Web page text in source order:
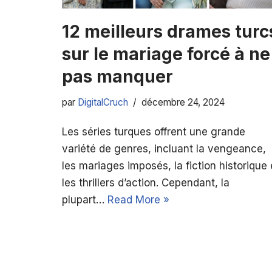
12 meilleurs drames
sur le mariage forcé à ne
pas manquer
par DigitalCruch décembre 24, 2024
Les séries turques offrent une grande
variété de genres, incluant la vengeance,
les mariages imposés, la fiction historique
les thrillers d’action. Cependant, la
plupart… Read More »